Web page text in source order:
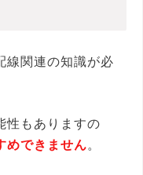
線関連の知識が必
性もありますの
めできません。